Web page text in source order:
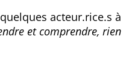
acteur.rice.s
et comprendre,